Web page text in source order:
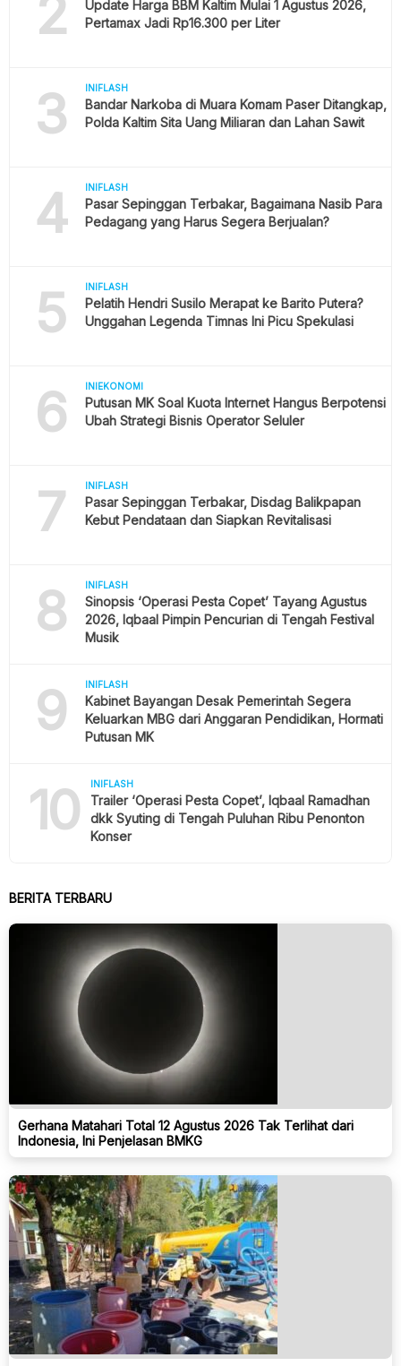
2
Update Harga BBM Kaltim Mulai 1 Agustus 2026,
Pertamax Jadi Rp16.300 per Liter
3 INIFLASH
Bandar Narkoba di Muara Komam Paser Ditangkap,
Polda Kaltim Sita Uang Miliaran dan Lahan Sawit
4 INIFLASH
Pasar Sepinggan Terbakar, Bagaimana Nasib Para
Pedagang yang Harus Segera Berjualan?
5 INIFLASH
Pelatih Hendri Susilo Merapat ke Barito Putera?
Unggahan Legenda Timnas Ini Picu Spekulasi
6 INIEKONOMI
Putusan MK Soal Kuota Internet Hangus Berpotensi
Ubah Strategi Bisnis Operator Seluler
7 INIFLASH
Pasar Sepinggan Terbakar, Disdag Balikpapan
Kebut Pendataan dan Siapkan Revitalisasi
8 INIFLASH
Sinopsis ‘Operasi Pesta Copet’ Tayang Agustus
2026, Iqbaal Pimpin Pencurian di Tengah Festival
Musik
9 INIFLASH
Kabinet Bayangan Desak Pemerintah Segera
Keluarkan MBG dari Anggaran Pendidikan, Hormati
Putusan MK
10 INIFLASH
Trailer ‘Operasi Pesta Copet’, Iqbaal Ramadhan
dkk Syuting di Tengah Puluhan Ribu Penonton
Konser
BERITA TERBARU
Gerhana Matahari Total 12 Agustus 2026 Tak Terlihat dari
Indonesia, Ini Penjelasan BMKG